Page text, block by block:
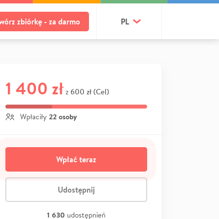
zbiórkę - za darmo PL
1 400 zł z 600 zł (Cel)
Wpłaciły 22 osoby
Wpłać teraz
Udostępnij
1 630 udostępnień